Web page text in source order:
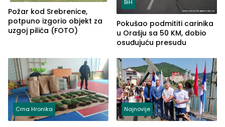
Požar kod Srebrenice,
potpuno izgorio objekt za
uzgoj pilića (FOTO)
BiH
Pokušao podmititi carinika
u Orašju sa 50 KM, dobio
osuđujuću presudu
Crna Hronika Najnovije